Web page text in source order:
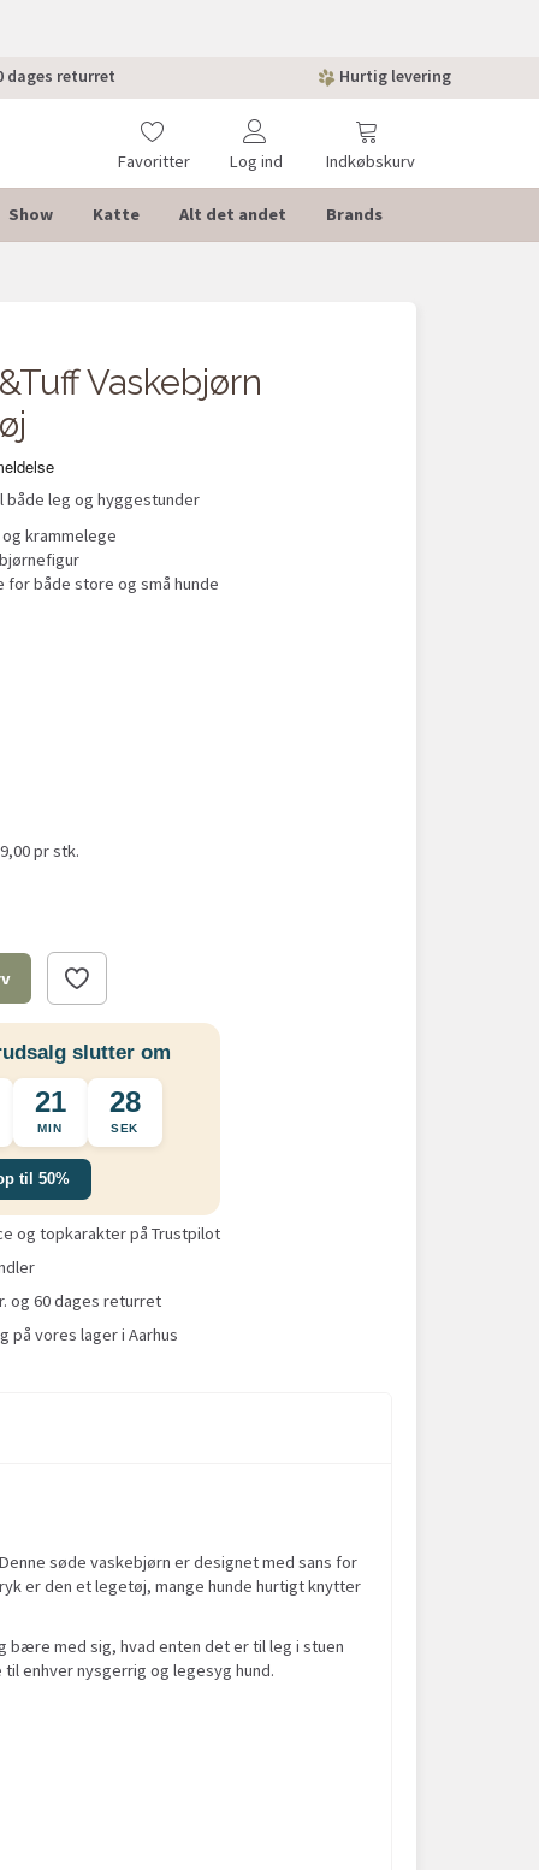
dages returret Hurtig levering
Indkøbskurv
Favoritter Log ind
Show Katte Alt det andet Brands
Vaskebjørn
leg og hyggestunder
krammelege
både store og små hunde
pr stk.
slutter om
21
MIN
28
SEK
til 50%
og topkarakter på Trustpilot
og 60 dages returret
på vores lager i Aarhus
søde vaskebjørn er designet med sans for
er den et legetøj, mange hunde hurtigt knytter
bære med sig, hvad enten det er til leg i stuen
enhver nysgerrig og legesyg hund.